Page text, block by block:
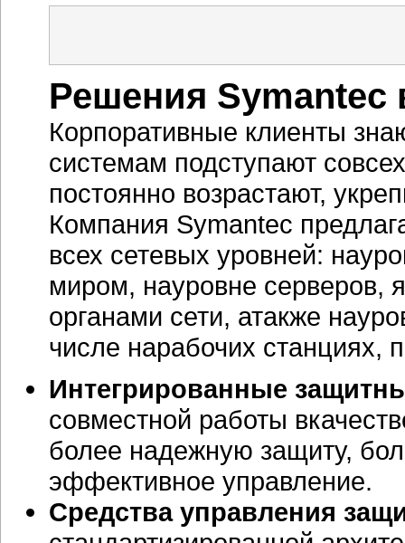
Решения
Корпоративные клиенты
системам подступают
постоянно возрастают,
Компания Symantec
всех сетевых уровней:
миром, науровне
органами сети, атакже
числе нарабочих станциях,
Интегрированные
совместной работы
более надежную защиту,
эффективное управление.
Средства управления